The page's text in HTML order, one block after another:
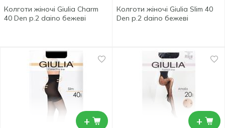
Колготи жіночі Giulia Charm
40 Den р.2 daino бежеві
Колготи жіночі Giulia Slim 40
Den р.2 daino бежеві
+ +